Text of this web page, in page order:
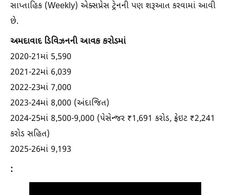
સાપ્તાહિક (Weekly) એક્સપ્રેસ ટ્રેનની પણ શરૂઆત કરવામાં આવી
છે.
અમદાવાદ ડિવિઝનની આવક કરોડમાં
2020-21માં 5,590
2021-22માં 6,039
2022-23માં 7,000
2023-24માં 8,000 (અંદાજિત)
2024-25માં 8,500-9,000 (પેસેન્જર ₹1,691 કરોડ, ફ્રેઇટ ₹2,241
કરોડ સહિત)
2025-26માં 9,193
: